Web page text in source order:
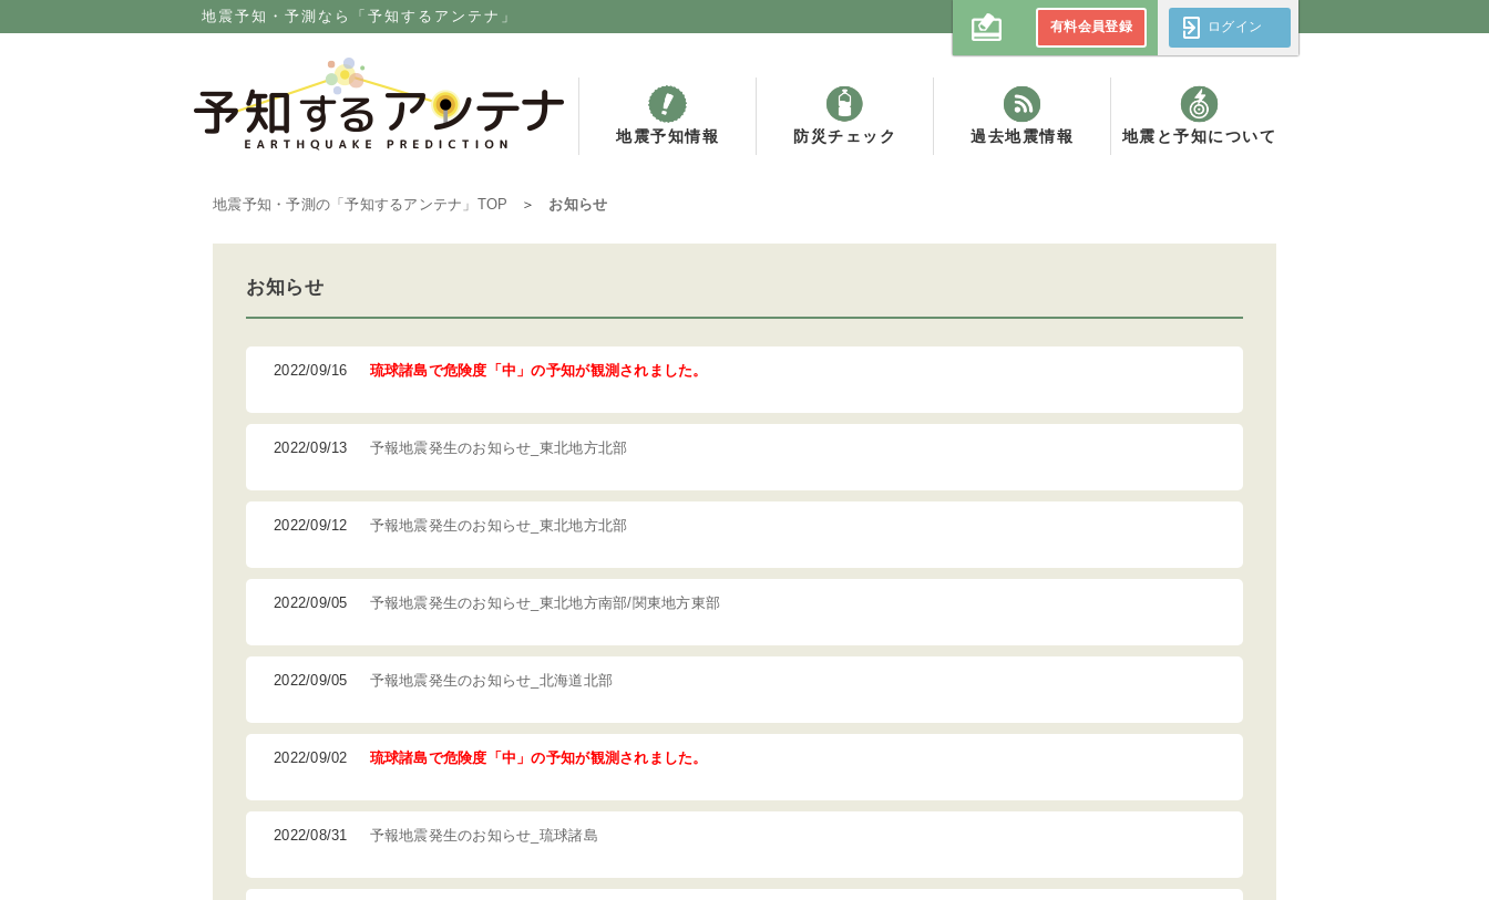
地震予知・予測なら「予知するアンテナ」
地震予知情報 防災チェック 過去地震情報 地震と予知について
有料会員登録 ログイン
地震予知・予測の「予知するアンテナ」 TOP お知らせ
お知らせ
2022/09/16 琉球諸島で危険度「中」の予知が観測されました。
2022/09/13 予報地震発生のお知らせ_東北地方北部
2022/09/12 予報地震発生のお知らせ_東北地方北部
2022/09/05 予報地震発生のお知らせ_東北地方南部/関東地方東部
2022/09/05 予報地震発生のお知らせ_北海道北部
2022/09/02 琉球諸島で危険度「中」の予知が観測されました。
2022/08/31 予報地震発生のお知らせ_琉球諸島